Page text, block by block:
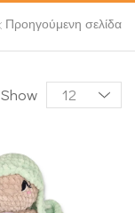
Προηγούμενη σελίδα
Show